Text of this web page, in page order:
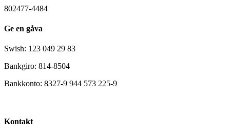
802477-4484
Ge en gåva
Swish: 123 049 29 83
Bankgiro: 814-8504
Bankkonto: 8327-9 944 573 225-9
Kontakt